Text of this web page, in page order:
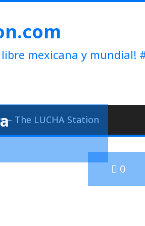
mexicana y mundial!
– The LUCHA Station
0